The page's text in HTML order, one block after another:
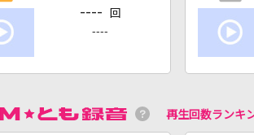
---- 回
----
再生回数ランキ